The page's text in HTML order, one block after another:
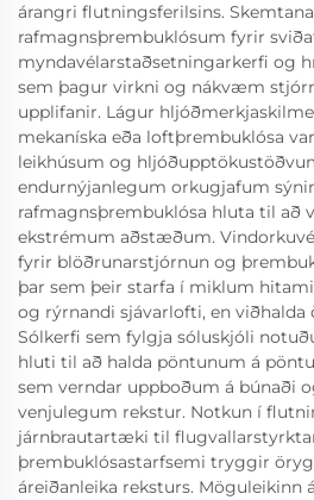
árangri flutningsferilsins.
rafmagnsþrembuklósum fyrir
myndavélarstaðsetningarkerfi og
sem þagur virkni og nákvæm
upplifanir. Lágur
mekaníska eða loftþrembuklósa
leikhúsum og
endurnýjanlegum orkugjafum
rafmagnsþrembuklósa hluta til að
ekstrémum aðstæðum.
fyrir blöðrunarstjórnun og
þar sem þeir starfa í miklum
og rýrnandi sjávarlofti, en
Sólkerfi sem fylgja sóluskjóli
hluti til að halda pöntunum á
sem verndar uppboðum á búnaði
venjulegum rekstur. Notkun í
járnbrautartæki til
þrembuklósastarfsemi tryggir
áreiðanleika reksturs. Möguleikinn